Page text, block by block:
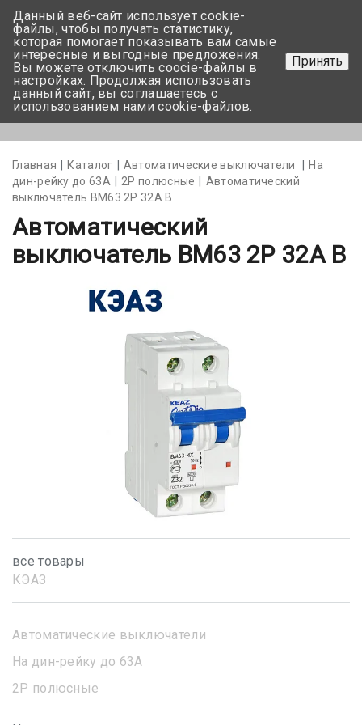
+375 17-350-99-56
+375 44-752-82-08
Задать вопрос
Главная Каталог Автоматические выключатели
На
дин-рейку до 63А
2Р полюсные
Автоматический
выключатель BM63 2P 32А B
Автоматический
выключатель BM63 2P 32А B
все товары
КЭАЗ
Автоматические выключатели
На дин-рейку до 63А
2Р полюсные
Данный веб-сайт использует cookie-
файлы, чтобы получать статистику,
которая помогает показывать вам самые
интересные и выгодные предложения.
Вы можете отключить coocie-файлы в
настройках. Продолжая использовать
данный сайт, вы соглашаетесь с
использованием нами cookie-файлов.
Принять